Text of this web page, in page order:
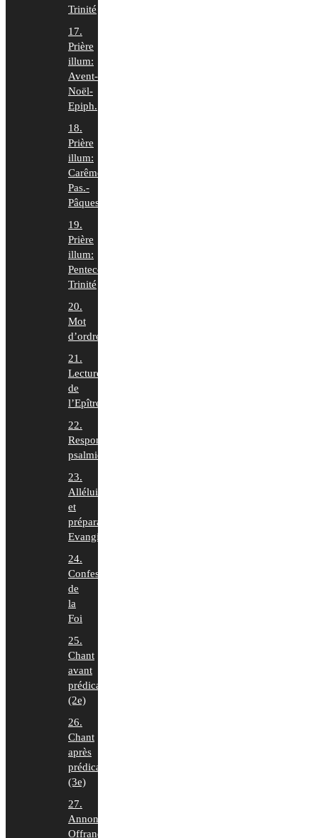
Trinité
17.
Prière
illum:
Avent-
Noël-
Epiph.
18.
Prière
illum:
Carême-
Pas.-
Pâques
19.
Prière
illum:
Pentecôte-
Trinité
20.
Mot
d’ordre
21.
Lecture
de
l’Epître
22.
Responsoriums
psalmiques
23.
Alléluia
et
préparation
Evangile
24.
Confession
de
la
Foi
25.
Chant
avant
prédication
(2e)
26.
Chant
après
prédication
(3e)
27.
Annonces,
Offrande